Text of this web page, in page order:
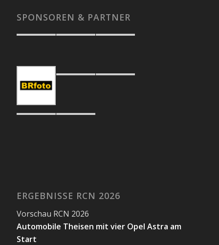
SPONSOREN & PARTNER
ERGEBNISSE RCN 2026
Vorschau RCN 2026
Automobile Theisen mit vier Opel Astra am
Start